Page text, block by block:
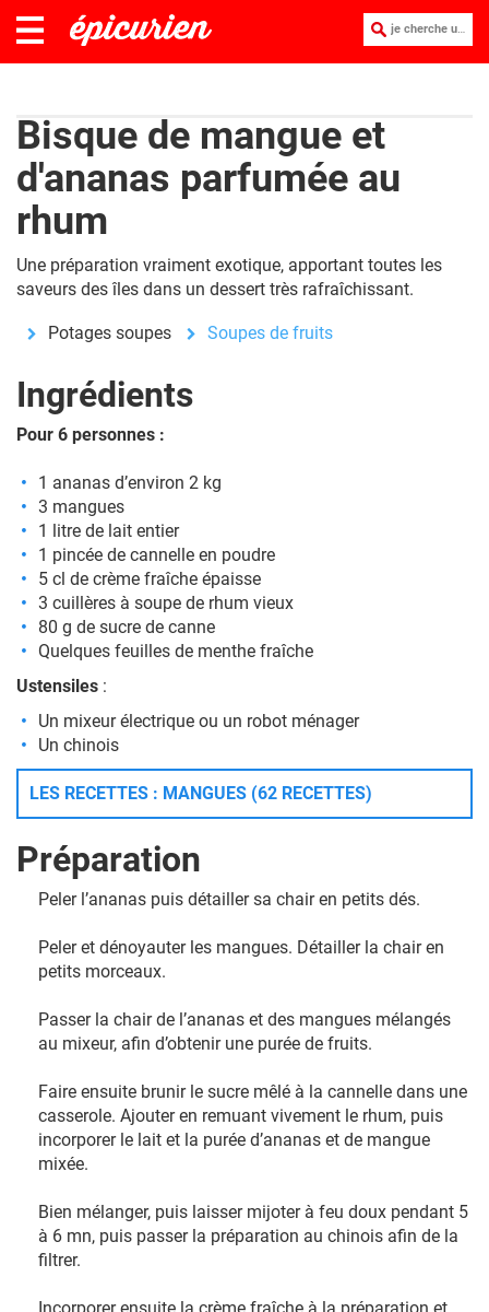
je cherche une recette :
Bisque de mangue et
d'ananas parfumée au
rhum
Une préparation vraiment exotique, apportant toutes les
saveurs des îles dans un dessert très rafraîchissant.
Potages soupes Soupes de fruits
Ingrédients
Pour 6 personnes :
1 ananas d’environ 2 kg
3 mangues
1 litre de lait entier
1 pincée de cannelle en poudre
5 cl de crème fraîche épaisse
3 cuillères à soupe de rhum vieux
80 g de sucre de canne
Quelques feuilles de menthe fraîche
Ustensiles :
Un mixeur électrique ou un robot ménager
Un chinois
LES RECETTES : MANGUES (62 RECETTES)
Préparation
Peler l’ananas puis détailler sa chair en petits dés.
Peler et dénoyauter les mangues. Détailler la chair en
petits morceaux.
Passer la chair de l’ananas et des mangues mélangés
au mixeur, afin d’obtenir une purée de fruits.
Faire ensuite brunir le sucre mêlé à la cannelle dans une
casserole. Ajouter en remuant vivement le rhum, puis
incorporer le lait et la purée d’ananas et de mangue
mixée.
Bien mélanger, puis laisser mijoter à feu doux pendant 5
à 6 mn, puis passer la préparation au chinois afin de la
filtrer.